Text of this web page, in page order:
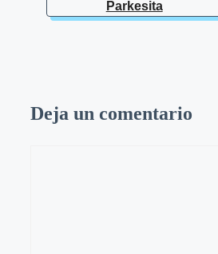
Parkesita
Deja un comentario